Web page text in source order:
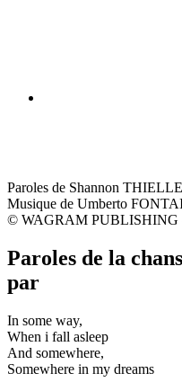
Paroles de Shannon
Musique de Umberto
© WAGRAM PUBLISHING
Paroles de la
par
In some way,
When i fall asleep
And somewhere,
Somewhere in my dreams